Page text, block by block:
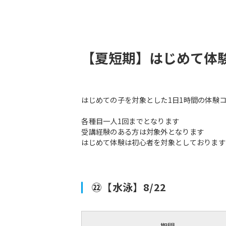
【夏短期】はじめて体
はじめての子を対象とした1日1時間の体験
各種目一人1回までとなります
受講経験のある方は対象外となります
はじめて体験は初心者を対象としております
㉒【水泳】8/22